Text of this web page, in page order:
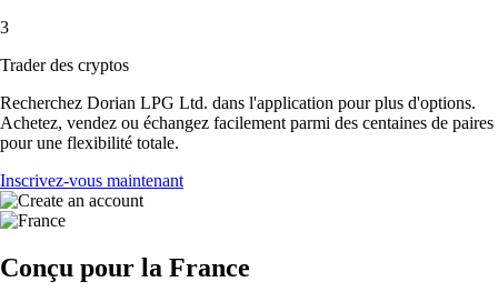
3
Trader des cryptos
Recherchez Dorian LPG Ltd. dans l'application pour plus d'options.
Achetez, vendez ou échangez facilement parmi des centaines de paires
pour une flexibilité totale.
Inscrivez-vous maintenant
Conçu pour la France